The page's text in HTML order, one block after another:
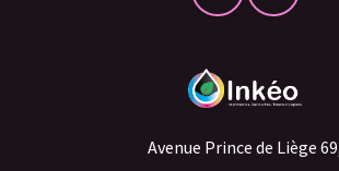
Avenue Prince de Liège